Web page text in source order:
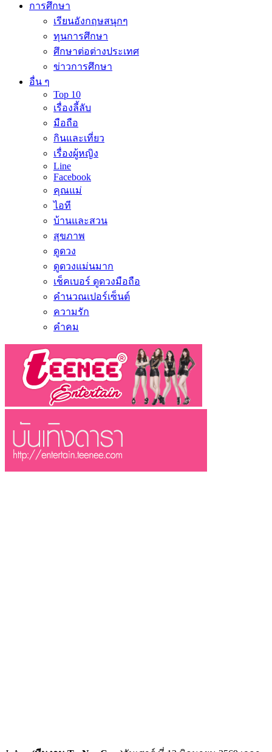
การศึกษา
เรียนอังกฤษสนุกๆ
ทุนการศึกษา
ศึกษาต่อต่างประเทศ
ข่าวการศึกษา
อื่น ๆ
Top 10
เรื่องลี้ลับ
มือถือ
กินและเที่ยว
เรื่องผู้หญิง
Line
Facebook
คุณแม่
ไอที
บ้านและสวน
สุขภาพ
ดูดวง
ดูดวงแม่นมาก
เช็คเบอร์ ดูดวงมือถือ
คำนวณเปอร์เซ็นต์
ความรัก
คำคม